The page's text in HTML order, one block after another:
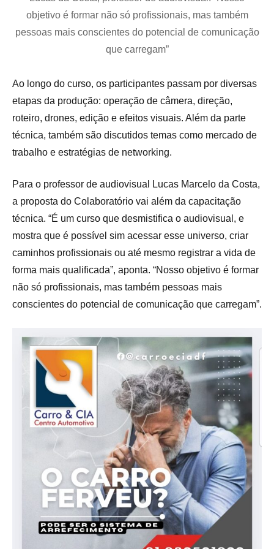
objetivo é formar não só profissionais, mas também
pessoas mais conscientes do potencial de comunicação
que carregam”
Ao longo do curso, os participantes passam por diversas
etapas da produção: operação de câmera, direção,
roteiro, drones, edição e efeitos visuais. Além da parte
técnica, também são discutidos temas como mercado de
trabalho e estratégias de networking.
Para o professor de audiovisual Lucas Marcelo da Costa,
a proposta do Colaboratório vai além da capacitação
técnica. “É um curso que desmistifica o audiovisual, e
mostra que é possível sim acessar esse universo, criar
caminhos profissionais ou até mesmo registrar a vida de
forma mais qualificada”, aponta. “Nosso objetivo é formar
não só profissionais, mas também pessoas mais
conscientes do potencial de comunicação que carregam”.